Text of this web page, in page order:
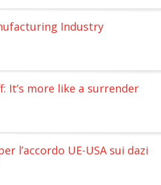
Industry
It’s more like a surrender
l’accordo UE-USA sui dazi